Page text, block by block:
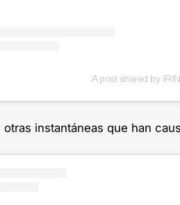
A post shared by
otras instantáneas que han